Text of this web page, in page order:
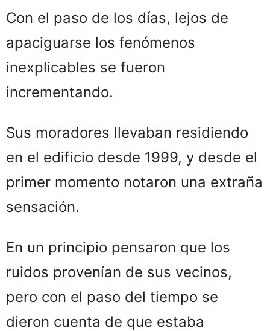
Con el paso de los días, lejos de
apaciguarse los fenómenos
inexplicables se fueron
incrementando.
Sus moradores llevaban residiendo
en el edificio desde 1999, y desde el
primer momento notaron una extraña
sensación.
En un principio pensaron que los
ruidos provenían de sus vecinos,
pero con el paso del tiempo se
dieron cuenta de que estaba